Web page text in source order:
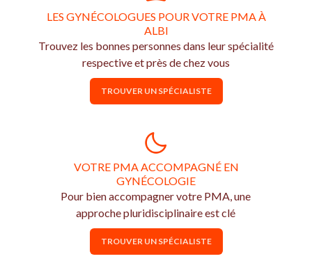
LES GYNÉCOLOGUES POUR VOTRE PMA À
ALBI
Trouvez les bonnes personnes dans leur spécialité
respective et près de chez vous
TROUVER UN SPÉCIALISTE
VOTRE PMA ACCOMPAGNÉ EN
GYNÉCOLOGIE
Pour bien accompagner votre PMA, une
approche pluridisciplinaire est clé
TROUVER UN SPÉCIALISTE